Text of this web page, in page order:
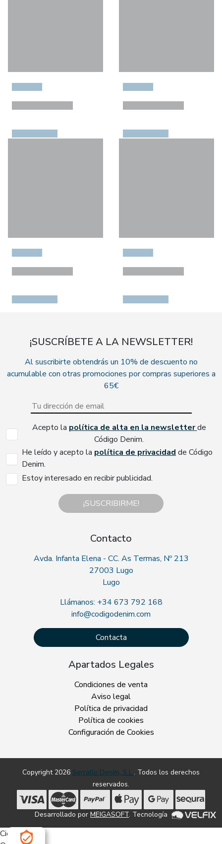
¡SUSCRÍBETE A LA NEWSLETTER!
Al suscribirte obtendrás un 10% de descuento no
acumulable con otras promociones por compras superiores a
65€
Acepto la política de alta en la newsletterde
Código Denim.
He leído y acepto la política de privacidadde Código
Denim.
Estoy interesado en recibir publicidad.
¡SUSCRIBIRME!
Contacto
Avda. Infanta Elena - CC. As Termas, Nº 213
27003 Lugo
Lugo
Llámanos: +34 673 792 168
info@codigodenim.com
Contacta
Apartados Legales
Condiciones de venta
Aviso legal
Política de privacidad
Política de cookies
Configuración de Cookies
Copyright 2026 Serrallo Denim, S.L.. Todos los derechos
reservados.
Desarrollado por MEIGASOFT. Tecnología
Cierra